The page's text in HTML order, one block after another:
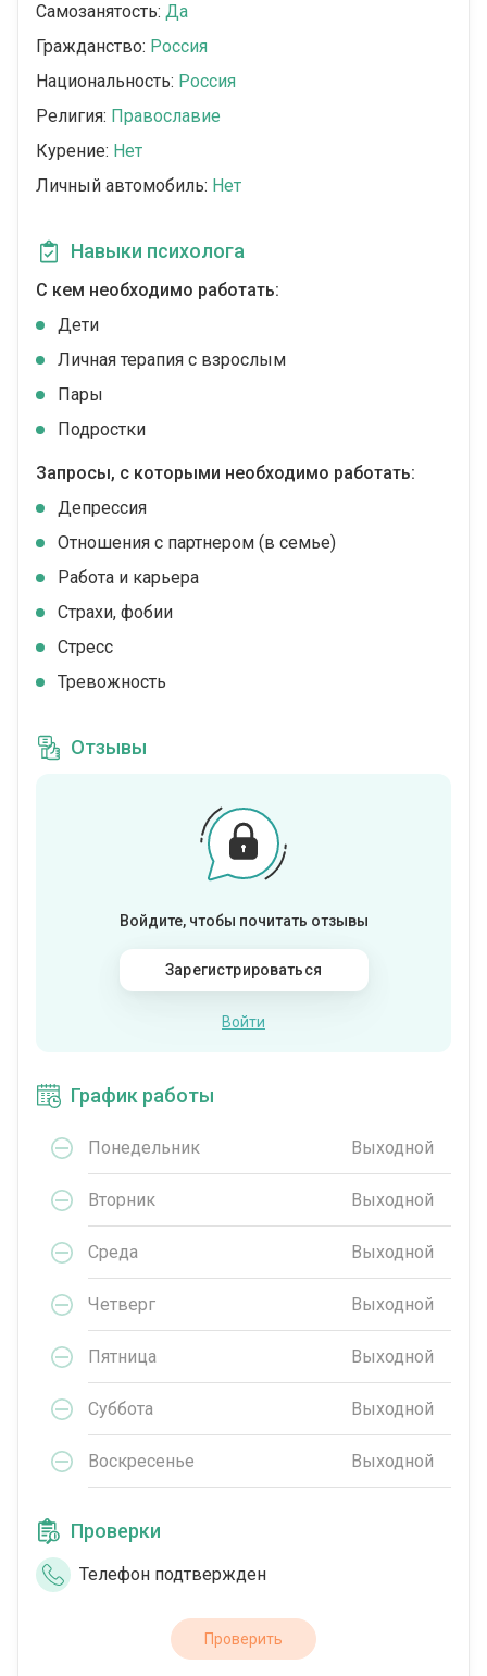
Самозанятость: Да
Гражданство: Россия
Национальность: Россия
Религия: Православие
Курение: Нет
Личный автомобиль: Нет
Навыки психолога
С кем необходимо работать:
Дети
Личная терапия с взрослым
Пары
Подростки
Запросы, с которыми необходимо работать:
Депрессия
Отношения с партнером (в семье)
Работа и карьера
Страхи, фобии
Стресс
Тревожность
Отзывы
Войдите, чтобы почитать отзывы
Зарегистрироваться
Войти
График работы
Понедельник Выходной
Вторник Выходной
Среда Выходной
Четверг Выходной
Пятница Выходной
Суббота Выходной
Воскресенье Выходной
Проверки
Телефон подтвержден
Проверить